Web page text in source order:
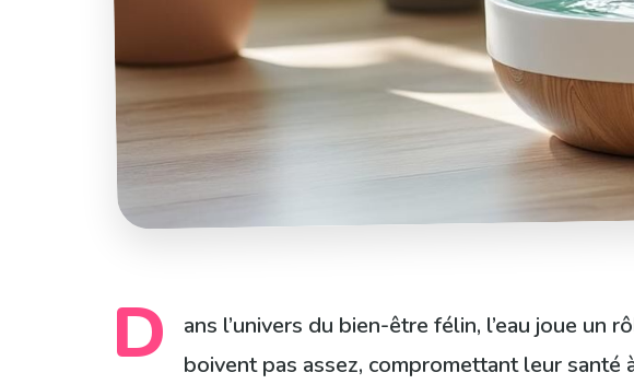
D
ans l’univers du bien-être félin, l’eau joue
boivent pas assez, compromettant leur santé